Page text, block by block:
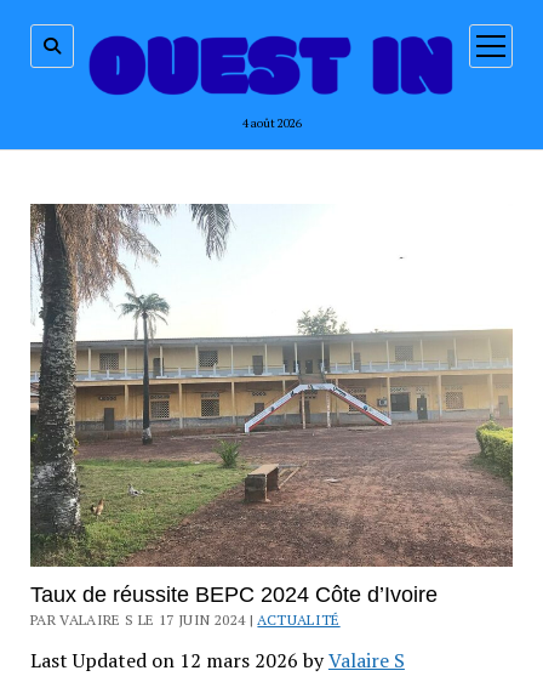
4 août 2026
ouvrir
menu
Taux de réussite BEPC 2024 Côte d’Ivoire
PAR VALAIRE S LE 17 JUIN 2024 | ACTUALITÉ
Last Updated on 12 mars 2026 byValaire S